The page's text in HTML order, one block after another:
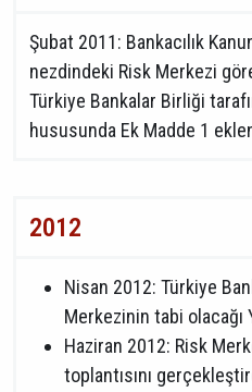
Şubat 2011: Bankacılık
nezdindeki Risk Merkezi
Türkiye Bankalar Birliği
hususunda Ek Madde 1
2012
Nisan 2012: Türkiye
Merkezinin tabi olacağı
Haziran 2012: Risk
toplantısını